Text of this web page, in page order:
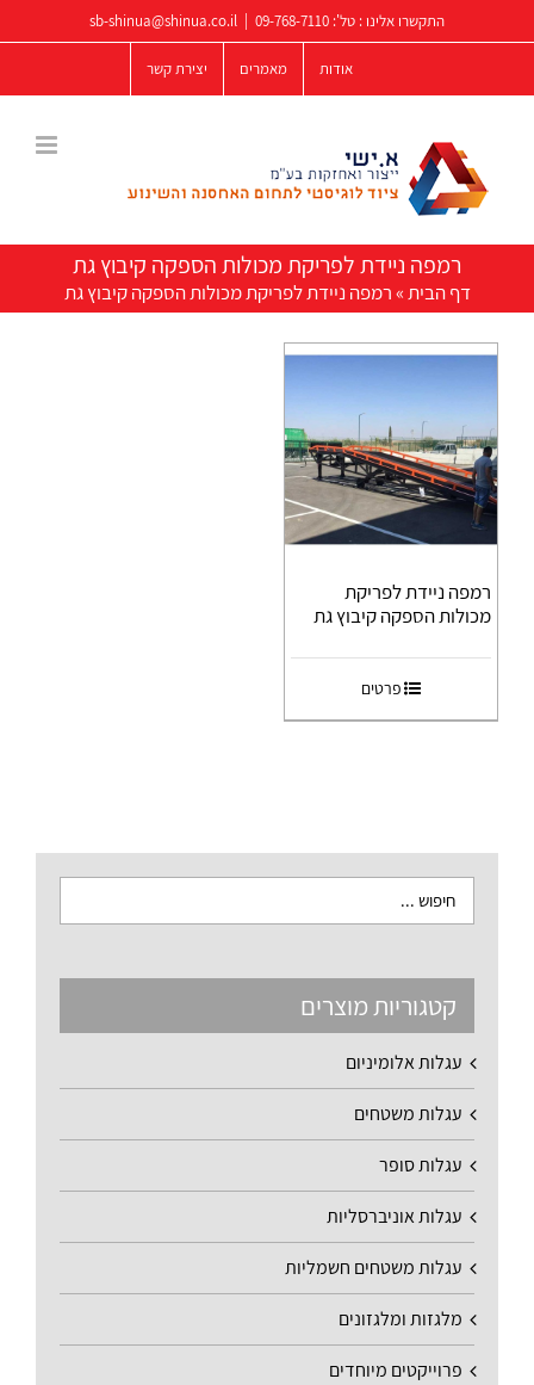
לתוכן
התקשרו אלינו : טל': 09-768-7110
sb-shinua@shinua.co.il
אודות מאמרים יצירת קשר
רמפה ניידת לפריקת מכולות הספקה קיבוץ גת
דף הבית»רמפה ניידת לפריקת מכולות הספקה קיבוץ גת
רמפה ניידת לפריקת
מכולות הספקה קיבוץ גת
פרטים
קטגוריות מוצרים
עגלות אלומיניום
עגלות משטחים
עגלות סופר
עגלות אוניברסליות
עגלות משטחים חשמליות
מלגזות ומלגזונים
פרוייקטים מיוחדים